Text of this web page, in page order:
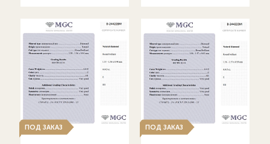
ПОД ЗАКАЗ ПОД ЗАКАЗ